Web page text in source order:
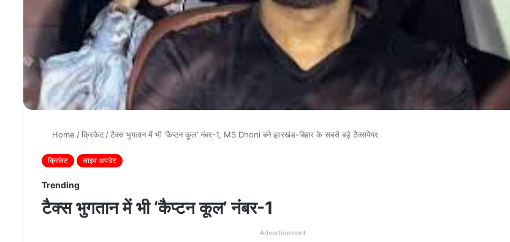
Home /क्रिकेट /टैक्स भुगतान में भी ‘कैप्टन कूल’ नंबर-1, MS Dhoni बने झारखंड-बिहार के सबसे बड़े टैक्सपेयर
क्रिकेट लाइव अपडेट
Trending
टैक्स भुगतान में भी ‘कैप्टन कूल’ नंबर-1
Advertisement